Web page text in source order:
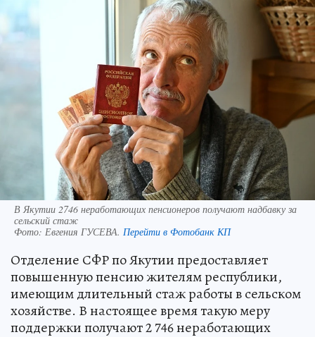
В Якутии 2746 неработающих пенсионеров получают надбавку за
сельский стаж
Фото: Евгения ГУСЕВА. Перейти в Фотобанк КП
Отделение СФР по Якутии предоставляет
повышенную пенсию жителям республики,
имеющим длительный стаж работы в сельском
хозяйстве. В настоящее время такую меру
поддержки получают 2 746 неработающих